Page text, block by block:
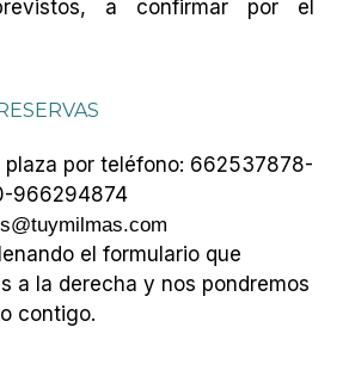
a confirmar por el
plaza por teléfono: 662537878-
966294874
el formulario que
a la derechay nos pondremos
contigo.